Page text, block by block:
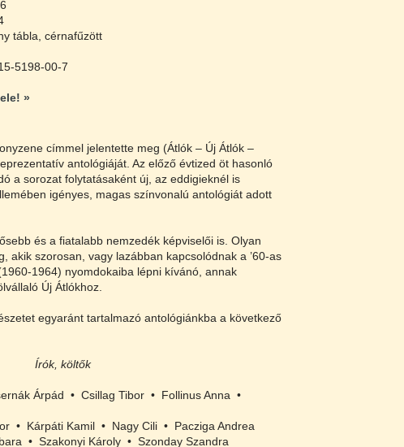
tábla, cérnafűzött
5198-00-7
»
címmel jelentette meg (Átlók – Új Átlók –
antológiáját. Az előző évtized öt hasonló
a sorozat folytatásaként új, az eddigieknél is
igényes, magas színvonalú antológiát adott
és a fiatalabb nemzedék képviselői is. Olyan
akik szorosan, vagy lazábban kapcsolódnak a ’60-as
1964) nyomdokaiba lépni kívánó, annak
Új Átlókhoz.
egyaránt tartalmazó antológiánkba a következő
Írók, költők
Árpád • Csillag Tibor • Follinus Anna •
• Kárpáti Kamil • Nagy Cili • Pacziga Andrea
• Szakonyi Károly • Szonday Szandra